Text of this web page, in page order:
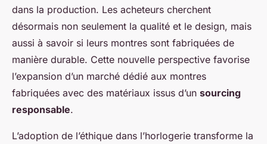
dans la production. Les acheteurs cherchent
désormais non seulement la qualité et le design, mais
aussi à savoir si leurs montres sont fabriquées de
manière durable. Cette nouvelle perspective favorise
l’expansion d’un marché dédié aux montres
fabriquées avec des matériaux issus d’un sourcing
responsable.
L’adoption de l’éthique dans l’horlogerie transforme la